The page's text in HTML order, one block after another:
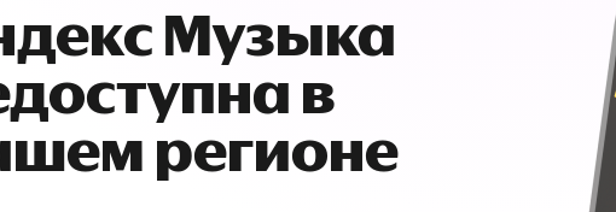
Музыка
в
регионе